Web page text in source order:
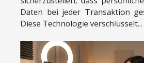
Daten bei jeder Transaktion
Diese Technologie verschlüsselt...